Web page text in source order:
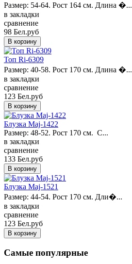
Размер: 54-64. Рост 164 см. Длина �...
в закладки
сравнение
98 Бел.руб
Топ Ri-6309
Размер: 40-58. Рост 170 см. Длина �...
в закладки
сравнение
123 Бел.руб
Блузка Maj-1422
Размер: 48-52. Рост 170 см. С...
в закладки
сравнение
133 Бел.руб
Блузка Maj-1521
Размер: 44-54. Рост 170 см. Дли�...
в закладки
сравнение
123 Бел.руб
Самые популярные